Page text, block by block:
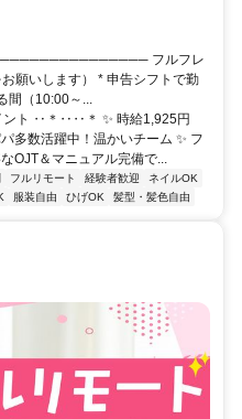
フルフレ
願いします） * 申告シフトで勤
間（10:00～...
ト ‥＊‥‥＊ ✨ 時給1,925円
多数活躍中！温かいチーム ✨ フ
OJT＆マニュアル完備で...
フルリモート 経験者歓迎
ネイルOK
服装自由 ひげOK 髪型・髪色自由